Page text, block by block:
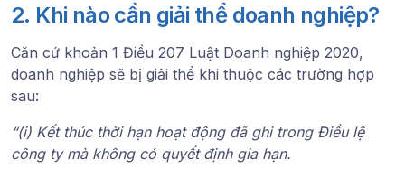
2. Khi nào cần giải thể doanh nghiệp?
Căn cứ khoản 1 Điều 207 Luật Doanh nghiệp 2020,
doanh nghiệp sẽ bị giải thể khi thuộc các trường hợp
sau:
“(i) Kết thúc thời hạn hoạt động đã ghi trong Điều lệ
công ty mà không có quyết định gia hạn.